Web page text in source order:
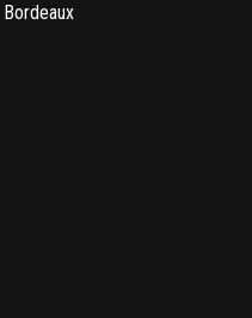
Bordeaux